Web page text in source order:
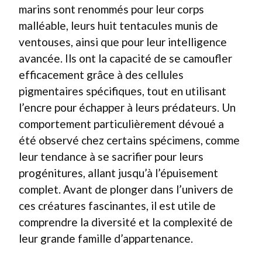
marins sont renommés pour leur corps
malléable, leurs huit tentacules munis de
ventouses, ainsi que pour leur intelligence
avancée. Ils ont la capacité de se camoufler
efficacement grâce à des cellules
pigmentaires spécifiques, tout en utilisant
l’encre pour échapper à leurs prédateurs. Un
comportement particulièrement dévoué a
été observé chez certains spécimens, comme
leur tendance à se sacrifier pour leurs
progénitures, allant jusqu’à l’épuisement
complet. Avant de plonger dans l’univers de
ces créatures fascinantes, il est utile de
comprendre la diversité et la complexité de
leur grande famille d’appartenance.